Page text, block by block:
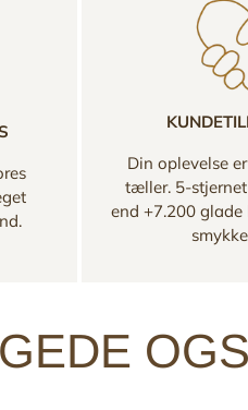
Din oplevelse
tæller. 5-
end +7.200